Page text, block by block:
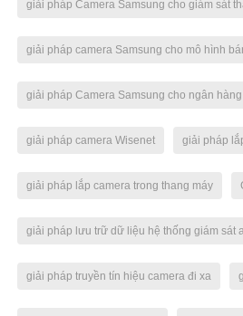
giải pháp Camera Samsung cho giám sát
giải pháp camera Samsung cho mô hình
giải pháp Camera Samsung cho ngân hàng
giải pháp camera Wisenet giải pháp
giải pháp lắp camera trong thang máy
giải pháp lưu trữ dữ liệu hệ thống giám sát
giải pháp truyền tín hiệu camera đi xa